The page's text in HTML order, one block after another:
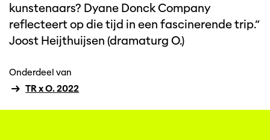
kunstenaars? Dyane Donck Company
reflecteert op die tijd in een fascinerende trip.”
Joost Heijthuijsen (dramaturg O.)
Onderdeel van
TR x O. 2022